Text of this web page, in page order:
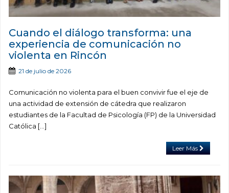
Cuando el diálogo transforma: una
experiencia de comunicación no
violenta en Rincón
21 de julio de 2026
Comunicación no violenta para el buen convivir fue el eje de
una actividad de extensión de cátedra que realizaron
estudiantes de la Facultad de Psicología (FP) de la Universidad
Católica […]
Leer Más